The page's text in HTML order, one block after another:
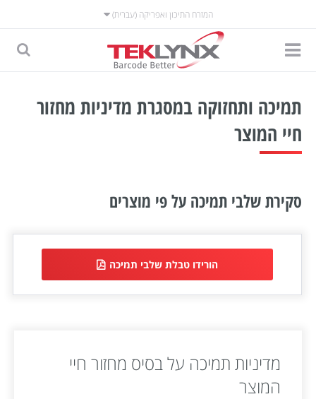
המזרח התיכון ואפריקה (עברית)
תמיכה ותחזוקה במסגרת מדיניות מחזור
חיי המוצר
סקירת שלבי תמיכה על פי מוצרים
הורידו טבלת שלבי תמיכה
מדיניות תמיכה על בסיס מחזור חיי
המוצר